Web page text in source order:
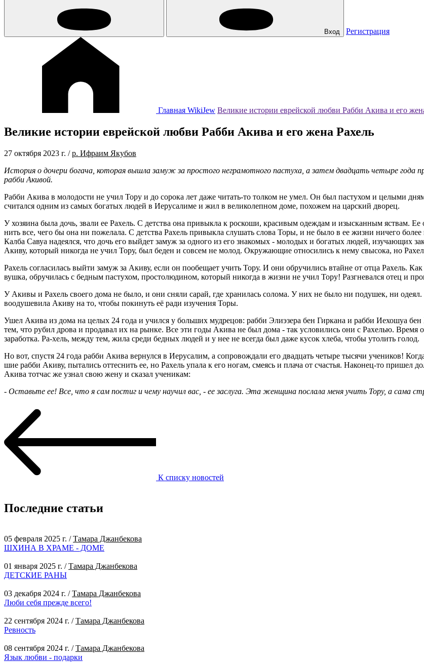
Вход Регистрация
Главная WikiJew Великие истории еврейской любви Рабби Акива и его
Великие истории еврейской любви Рабби Акива и его жена Рахель
27 октября 2023 г. /р. Ифраим Якубов
История о дочери богача, которая вышла замуж за простого неграмотного пастуха, а затем двадцать четыре года
рабби Акивой.
Рабби Акива в молодости не учил Тору и до сорока лет даже читать-то толком не умел. Он был пастухом и целыми
считался одним из самых богатых людей в Иерусалиме и жил в великолепном доме, похожем на царский дворец.
У хозяина была дочь, звали ее Рахель. С детства она привыкла к роскоши, красивым одеждам и изысканным яствам.
нить все, чего бы она ни пожелала. С детства Рахель привыкла слушать слова Торы, и не было в ее жизни ничего
Калба Савуа надеялся, что дочь его выйдет замуж за одного из его знакомых - молодых и богатых людей, изучающих
Акиву, который никогда не учил Тору, был беден и совсем не молод. Окружающие относились к нему свысока, но
Рахель согласилась выйти замуж за Акиву, если он пообещает учить Тору. И они обручились втайне от отца Рахель.
вушка, обручилась с бедным пастухом, простолюдином, который никогда в жизни не учил Тору! Разгневался отец и
У Акивы и Рахель своего дома не было, и они сняли сарай, где хранилась солома. У них не было ни подушек, ни
воодушевила Акиву на то, чтобы покинуть её ради изучения Торы.
Ушел Акива из дома на целых 24 года и учился у больших мудрецов: рабби Элиэзера бен Гиркана и рабби Иехошуа
тем, что рубил дрова и продавал их на рынке. Все эти годы Акива не был дома - так условились они с Рахелью. Время
заработка. Ра-хель, между тем, жила среди бедных людей и у нее не всегда был даже кусок хлеба, чтобы утолить голод.
Но вот, спустя 24 года рабби Акива вернулся в Иерусалим, а сопровождали его двадцать четыре тысячи учеников!
шие рабби Акиву, пытались оттеснить ее, но Рахель упала к его ногам, смеясь и плача от счастья. Наконец-то пришел
Акива тотчас же узнал свою жену и сказал ученикам:
- Оставьте ее! Все, что я сам постиг и чему научил вас, - ее заслуга. Эта женщина послала меня учить Тору, а сама
К списку новостей
Последние статьи
05 февраля 2025 г. /Тамара Джанбекова
ШХИНА В ХРАМЕ - ДОМЕ
01 января 2025 г. /Тамара Джанбекова
ДЕТСКИЕ РАНЫ
03 декабря 2024 г. /Тамара Джанбекова
Люби себя прежде всего!
22 сентября 2024 г. /Тамара Джанбекова
Ревность
08 сентября 2024 г. /Тамара Джанбекова
Язык любви - подарки